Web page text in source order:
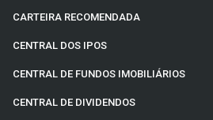
CARTEIRA RECOMENDADA
CENTRAL DOS IPOS
CENTRAL DE FUNDOS IMOBILIÁRIOS
CENTRAL DE DIVIDENDOS